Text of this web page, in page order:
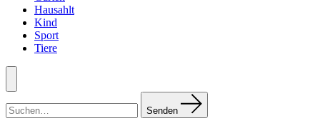
Hausahlt
Kind
Sport
Tiere
Menü
nach:
Senden